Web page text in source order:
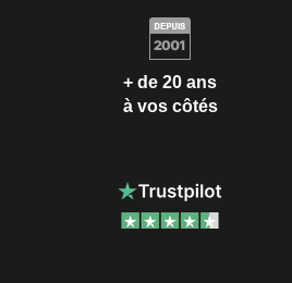
+ de 20 ans
à vos côtés